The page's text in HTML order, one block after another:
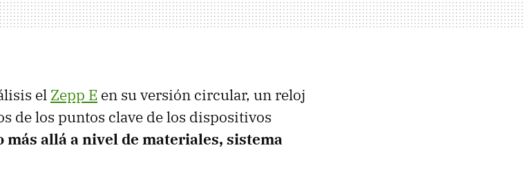
el Zepp E en su versión circular, un reloj
de los puntos clave de los dispositivos
más allá a nivel de materiales, sistema